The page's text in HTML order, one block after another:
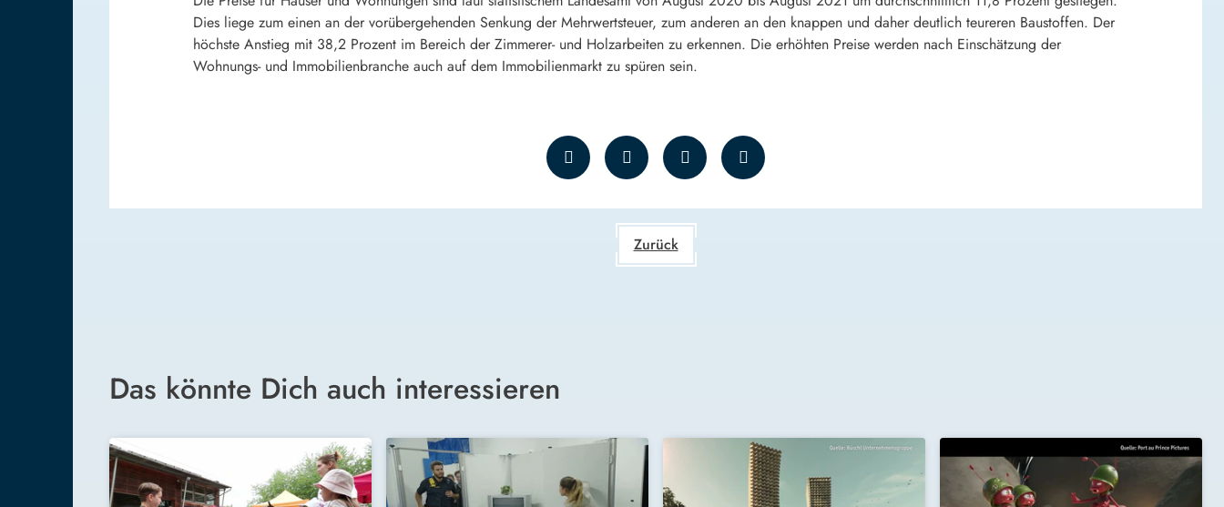
Dies liege zum einen an der vorübergehenden Senkung der Mehrwertsteuer, zum anderen an den knappen und daher deutlich teureren Baustoffen. Der
höchste Anstieg mit 38,2 Prozent im Bereich der Zimmerer- und Holzarbeiten zu erkennen. Die erhöhten Preise werden nach Einschätzung der
Wohnungs- und Immobilienbranche auch auf dem Immobilienmarkt zu spüren sein.
Zurück
Das könnte Dich auch interessieren